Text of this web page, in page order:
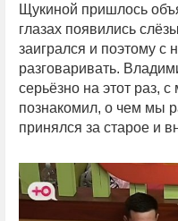
Щукиной пришлось
глазах появились
заигрался и поэтому с
разговаривать.
серьёзно на этот раз,
познакомил, о чем мы
принялся за старое и